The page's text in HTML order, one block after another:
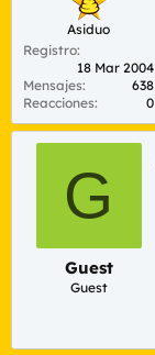
Asiduo
Registro
18 Mar 2004
Mensajes
638
Reacciones
0
G
Guest
Guest